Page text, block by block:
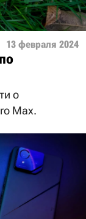
13 февраля 2024
о
Max.